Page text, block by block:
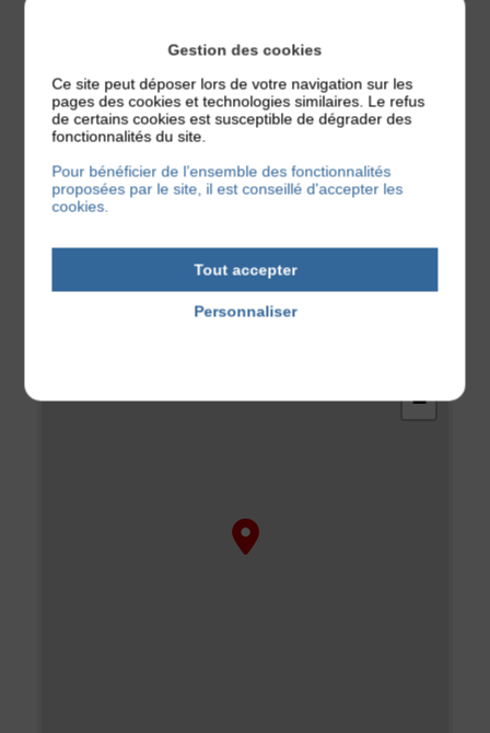
UN VENDREDI SUR DEUX À GRENOBLE
Des affrontements sans merci dans le ring !
LOCALISATION
−
Gestion des cookies
Ce site peut déposer lors de votre navigation sur les
pages des cookies et technologies similaires. Le refus
de certains cookies est susceptible de dégrader des
fonctionnalités du site.
Pour bénéficier de l’ensemble des fonctionnalités
proposées par le site, il est conseillé d'accepter les
cookies.
Tout accepter
Personnaliser